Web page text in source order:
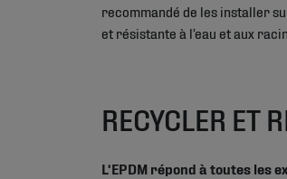
recommandé de les installer
et résistante à l’eau et aux
RECYCLER ET
L’EPDM répond à toutes les